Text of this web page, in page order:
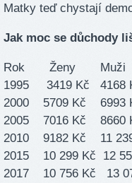
Matky teď chystají
Jak moc se důchody
Rok Ženy Muži
1995 3419 Kč
2000 5709 Kč
2005 7016 Kč
2010 9182 Kč 11
2015 10 299 Kč 12
2017 10 756 Kč 13